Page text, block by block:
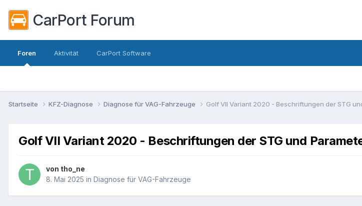
CarPort Forum
Foren Aktivität CarPort Software
Startseite KFZ-Diagnose Diagnose für VAG-Fahrzeuge Golf VII Variant 2020 - Beschriftungen der STG
Golf VII Variant 2020 - Beschriftungen der STG und
von tho_ne
8. Mai 2025 in Diagnose für VAG-Fahrzeuge